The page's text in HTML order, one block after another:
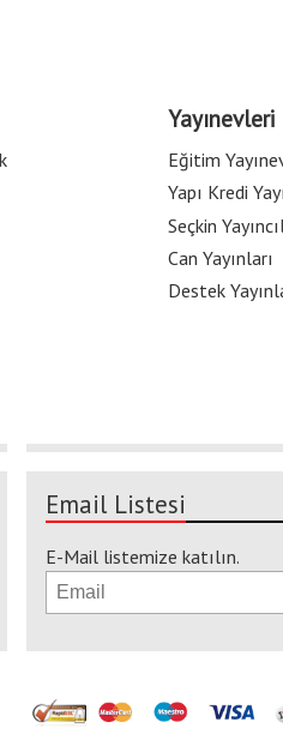
Yayınevleri
Eğitim
Yapı Kredi
Seçkin
Can Yayınları
Destek
Email Listesi
E-Mail listemize katılın.